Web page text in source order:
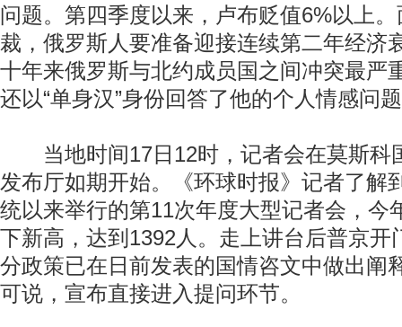
问题。第四季度以来，卢布贬值6%以上
裁，俄罗斯人要准备迎接连续第二年经济
十年来俄罗斯与北约成员国之间冲突最严
还以“单身汉”身份回答了他的个人情感问
当地时间17日12时，记者会在莫斯科
发布厅如期开始。《环球时报》记者了解
统以来举行的第11次年度大型记者会，今
下新高，达到1392人。走上讲台后普京开
分政策已在日前发表的国情咨文中做出阐
可说，宣布直接进入提问环节。